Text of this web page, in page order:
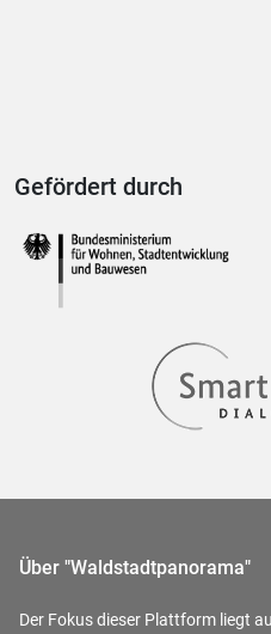
Gefördert durch
Über "Waldstadtpanorama"
Der Fokus dieser Plattform liegt